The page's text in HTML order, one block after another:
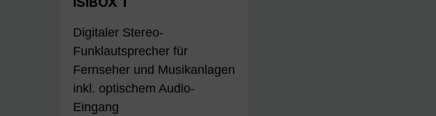
Digitaler Stereo-
Funklautsprecher für
Fernseher und Musikanlagen
inkl. optischem Audio-
Eingang